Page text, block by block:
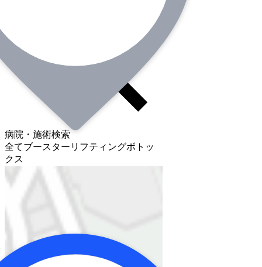
病院・施術検索
全てブースター リフティングボトッ
クス